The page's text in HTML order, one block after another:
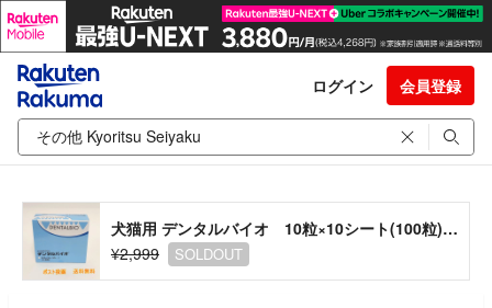
ログイン 会員登録
犬猫用 デンタルバイオ 10粒×10シート(100粒) 送料無料・発送方法必読
¥2,999
SOLDOUT